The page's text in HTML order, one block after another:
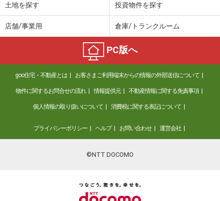
土地を探す 投資物件を探す
店舗/事業用 倉庫/トランクルーム
PC版へ
goo住宅・不動産とは お客さまご利用端末からの情報の外部送信について
物件に関するお問合せの流れ 情報提供元 不動産情報に関する免責事項
個人情報の取り扱いについて 消費税に関する表記について
プライバシーポリシー ヘルプ お問い合わせ 運営会社
©NTT DOCOMO